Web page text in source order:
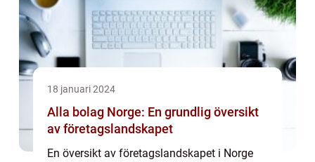
18 januari 2024
Alla bolag Norge: En grundlig översikt
av företagslandskapet
En översikt av företagslandskapet i Norge